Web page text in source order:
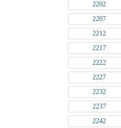
2202
2207
2212
2217
2222
2227
2232
2237
2242